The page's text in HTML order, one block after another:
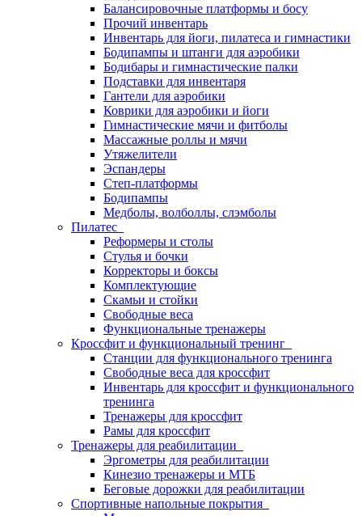
Балансировочные платформы и босу
Прочий инвентарь
Инвентарь для йоги, пилатеса и гимнастики
Бодипампы и штанги для аэробики
Бодибары и гимнастические палки
Подставки для инвентаря
Гантели для аэробики
Коврики для аэробики и йоги
Гимнастические мячи и фитболы
Массажные роллы и мячи
Утяжелители
Эспандеры
Степ-платформы
Бодипампы
Медболы, волболлы, слэмболы
Пилатес
Реформеры и столы
Стулья и бочки
Корректоры и боксы
Комплектующие
Скамьи и стойки
Свободные веса
Функциональные тренажеры
Кроссфит и функциональный тренинг
Станции для функционального тренинга
Свободные веса для кроссфит
Инвентарь для кроссфит и функционального
тренинга
Тренажеры для кроссфит
Рамы для кроссфит
Тренажеры для реабилитации
Эргометры для реабилитации
Кинезио тренажеры и МТБ
Беговые дорожки для реабилитации
Спортивные напольные покрытия